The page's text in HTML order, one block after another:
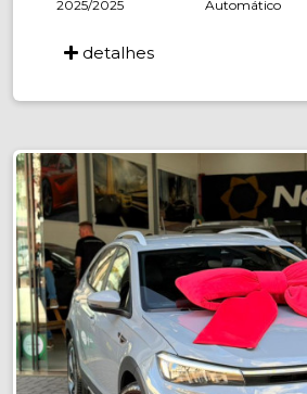
2025/2025 Automático
detalhes